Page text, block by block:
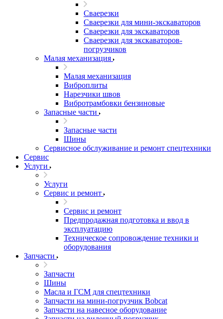
Сваерезки
Сваерезки для мини-экскаваторов
Сваерезки для экскаваторов
Сваерезки для экскаваторов-
погрузчиков
Малая механизация
Малая механизация
Виброплиты
Нарезчики швов
Вибротрамбовки бензиновые
Запасные части
Запасные части
Шины
Сервисное обслуживание и ремонт спецтехники
Сервис
Услуги
Услуги
Сервис и ремонт
Сервис и ремонт
Предпродажная подготовка и ввод в
эксплуатацию
Техническое сопровождение техники и
оборудования
Запчасти
Запчасти
Шины
Масла и ГСМ для спецтехники
Запчасти на мини-погрузчик Bobcat
Запчасти на навесное оборудование